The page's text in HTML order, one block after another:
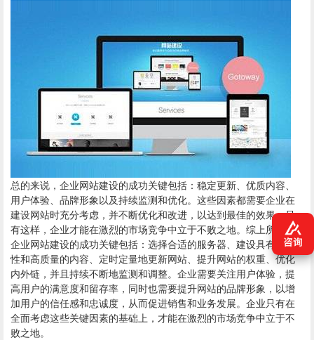
总的来说，企业网站建设的成功关键包括：稳定更新、优质内容、
用户体验、品牌形象以及持续监测和优化。这些因素都需要企业在
建设网站时充分考虑，并不断优化和改进，以达到最佳的效果。只
有这样，企业才能在激烈的市场竞争中立于不败之地。综上所述，
企业网站建设的成功关键包括：选择合适的服务器、建设具有原创
性和高质量的内容、定时定量地更新网站、提升网站的权重、优化
内外链，并且持续不断地监测和调整。企业需要关注用户体验，提
高用户的满意度和留存率，同时也需要提升网站的品牌形象，以增
加用户的信任感和忠诚度，从而促进销售和业务发展。企业只有在
全面考虑这些关键因素的基础上，才能在激烈的市场竞争中立于不
败之地。